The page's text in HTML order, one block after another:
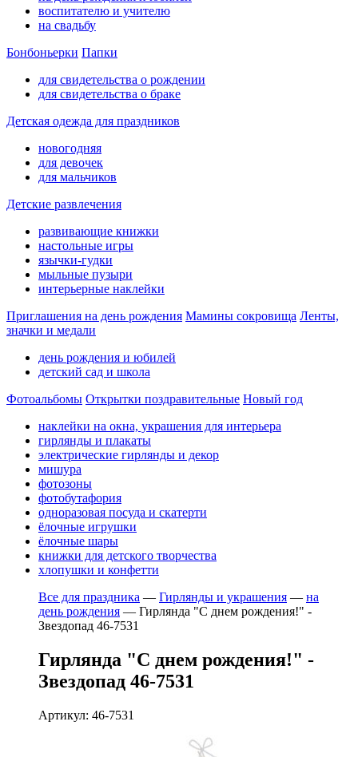
воспитателю и учителю
на свадьбу
Бонбоньерки Папки
для свидетельства о рождении
для свидетельства о браке
Детская одежда для праздников
новогодняя
для девочек
для мальчиков
Детские развлечения
развивающие книжки
настольные игры
язычки-гудки
мыльные пузыри
интерьерные наклейки
Приглашения на день рождения Мамины сокровища Ленты,
значки и медали
день рождения и юбилей
детский сад и школа
Фотоальбомы Открытки поздравительные Новый год
наклейки на окна, украшения для интерьера
гирлянды и плакаты
электрические гирлянды и декор
мишура
фотозоны
фотобутафория
одноразовая посуда и скатерти
ёлочные игрушки
ёлочные шары
книжки для детского творчества
хлопушки и конфетти
Все для праздника — Гирлянды и украшения — на
день рождения — Гирлянда "С днем рождения!" -
Звездопад 46-7531
Гирлянда "С днем рождения!" -
Звездопад 46-7531
Артикул: 46-7531